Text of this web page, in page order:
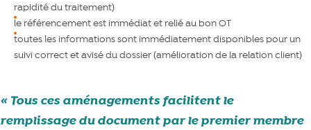
rapidité du traitement)
le référencement est immédiat et relié au bon OT
toutes les informations sont immédiatement disponibles pour un
suivi correct et avisé du dossier (amélioration de la relation client)
Tous ces aménagements facilitent le
remplissage du document par le premier membre